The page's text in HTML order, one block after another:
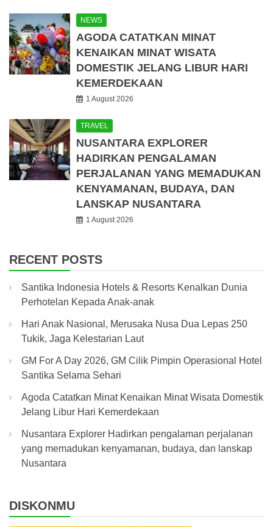
NEWS
AGODA CATATKAN MINAT
KENAIKAN MINAT WISATA
DOMESTIK JELANG LIBUR HARI
KEMERDEKAAN
1 August 2026
TRAVEL
NUSANTARA EXPLORER
HADIRKAN PENGALAMAN
PERJALANAN YANG MEMADUKAN
KENYAMANAN, BUDAYA, DAN
LANSKAP NUSANTARA
1 August 2026
RECENT POSTS
Santika Indonesia Hotels & Resorts Kenalkan Dunia
Perhotelan Kepada Anak-anak
Hari Anak Nasional, Merusaka Nusa Dua Lepas 250
Tukik, Jaga Kelestarian Laut
GM For A Day 2026, GM Cilik Pimpin Operasional Hotel
Santika Selama Sehari
Agoda Catatkan Minat Kenaikan Minat Wisata Domestik
Jelang Libur Hari Kemerdekaan
Nusantara Explorer Hadirkan pengalaman perjalanan
yang memadukan kenyamanan, budaya, dan lanskap
Nusantara
DISKONMU